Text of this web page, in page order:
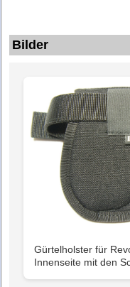
Bilder
Gürtelholster für
Innenseite mit den